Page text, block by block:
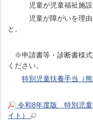
児童が児童福祉施設等
児童が障がいを理由と
と。
※申請書等・診断書様式
ください。
特別児童扶養手当（
令和8年度版 特別児童
イト）